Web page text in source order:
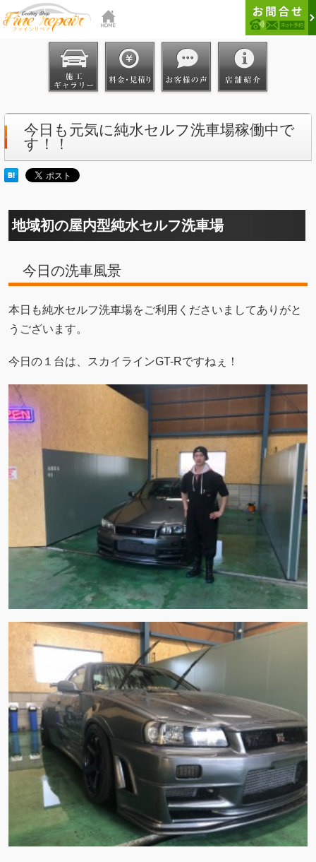
今日も元気に純水セルフ洗車場稼働中で
す！！
地域初の屋内型純水セルフ洗車場
今日の洗車風景
本日も純水セルフ洗車場をご利用くださいましてありがと
うございます。
今日の１台は、スカイラインGT-Rですねぇ！